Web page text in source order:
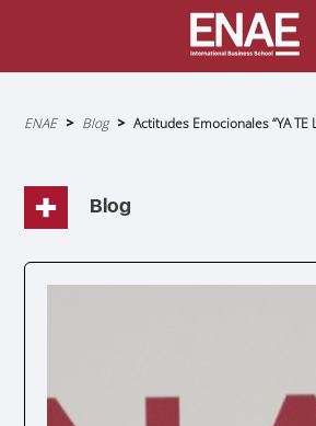
Sobrescribir
la
navegación
ENAE Blog Actitudes Emocionales “YA TE
Blog